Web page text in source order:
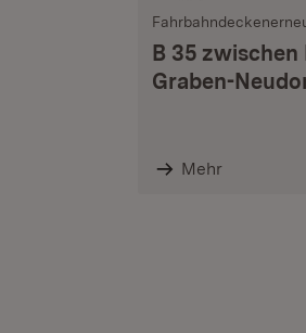
B 35
Graben-
Mehr